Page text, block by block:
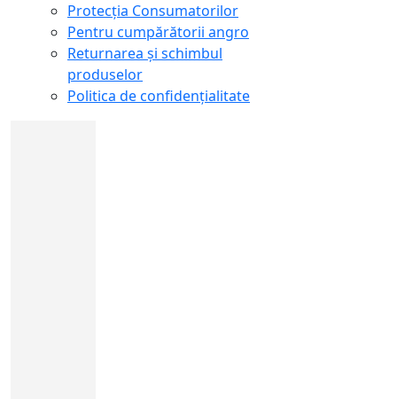
Protecţia Consumatorilor
Pentru cumpărătorii angro
Returnarea și schimbul
produselor
Politica de confidențialitate